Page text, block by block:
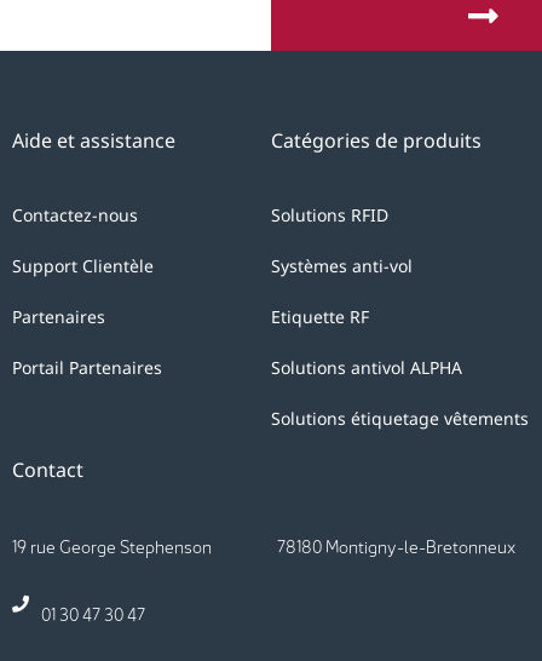
Catégories de produits
Solutions RFID
Systèmes anti-vol
Etiquette RF
Solutions antivol ALPHA
Solutions étiquetage vêtements
Aide et assistance
Contactez-nous
Support Clientèle
Partenaires
Portail Partenaires
Contact
19 rue George Stephenson 78180 Montigny-le-Bretonneux
01 30 47 30 47